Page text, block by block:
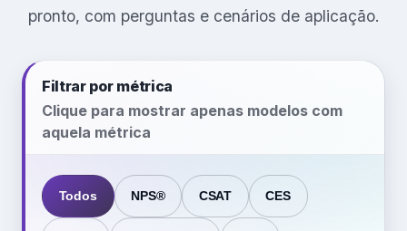
pronto, com perguntas e cenários de aplicação.
Filtrar por métrica
Clique para mostrar apenas modelos com
aquela métrica
Todos NPS® CSAT CES